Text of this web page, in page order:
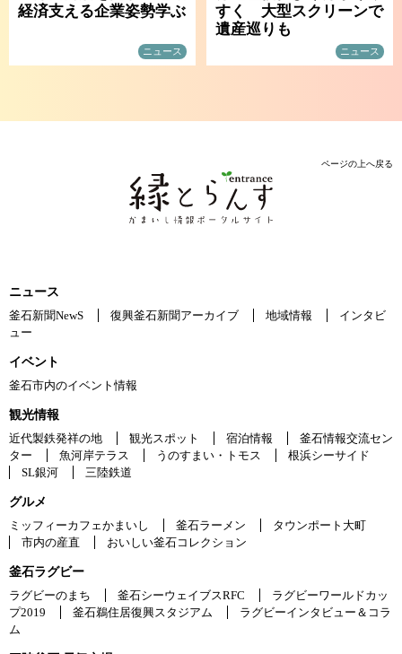
経済支える企業姿勢学ぶ
ニュース
すく 大型スクリーンで
遺産巡りも
ニュース
ページの上へ戻る
ニュース
釜石新聞NewS
復興釜石新聞アーカイブ 地域情報
インタビ
ュー
イベント
釜石市内のイベント情報
観光情報
近代製鉄発祥の地
観光スポット 宿泊情報
釜石情報交流セン
ター
魚河岸テラス うのすまい・トモス
根浜シーサイド
SL銀河
三陸鉄道
グルメ
ミッフィーカフェかまいし
釜石ラーメン
タウンポート大町
市内の産直
おいしい釜石コレクション
釜石ラグビー
ラグビーのまち
釜石シーウェイブスRFC
ラグビーワールドカッ
プ2019
釜石鵜住居復興スタジアム
ラグビーインタビュー＆コラ
ム